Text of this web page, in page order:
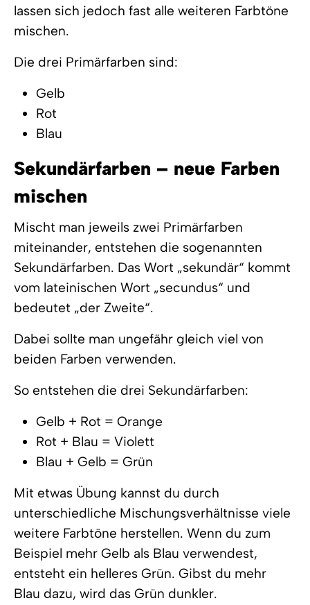
lassen sich jedoch fast alle weiteren Farbtöne
mischen.
Die drei Primärfarben sind:
Gelb
Rot
Blau
Sekundärfarben – neue Farben
mischen
Mischt man jeweils zwei Primärfarben
miteinander, entstehen die sogenannten
Sekundärfarben. Das Wort „sekundär“ kommt
vom lateinischen Wort „secundus“ und
bedeutet „der Zweite“.
Dabei sollte man ungefähr gleich viel von
beiden Farben verwenden.
So entstehen die drei Sekundärfarben:
Gelb + Rot = Orange
Rot + Blau = Violett
Blau + Gelb = Grün
Mit etwas Übung kannst du durch
unterschiedliche Mischungsverhältnisse viele
weitere Farbtöne herstellen. Wenn du zum
Beispiel mehr Gelb als Blau verwendest,
entsteht ein helleres Grün. Gibst du mehr
Blau dazu, wird das Grün dunkler.